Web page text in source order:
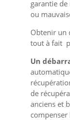
garantie de
ou
Obtenir un
tout à fait
Un
de
anciens et